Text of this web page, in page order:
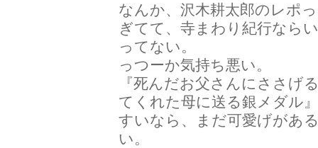
なんか、沢木耕太郎のレポ
ぎてて、寺まわり紀行なら
ってない。
っつーか気持ち悪い。
『死んだお父さんにささげ
てくれた母に送る銀メダル
すいなら、まだ可愛げがあ
い。